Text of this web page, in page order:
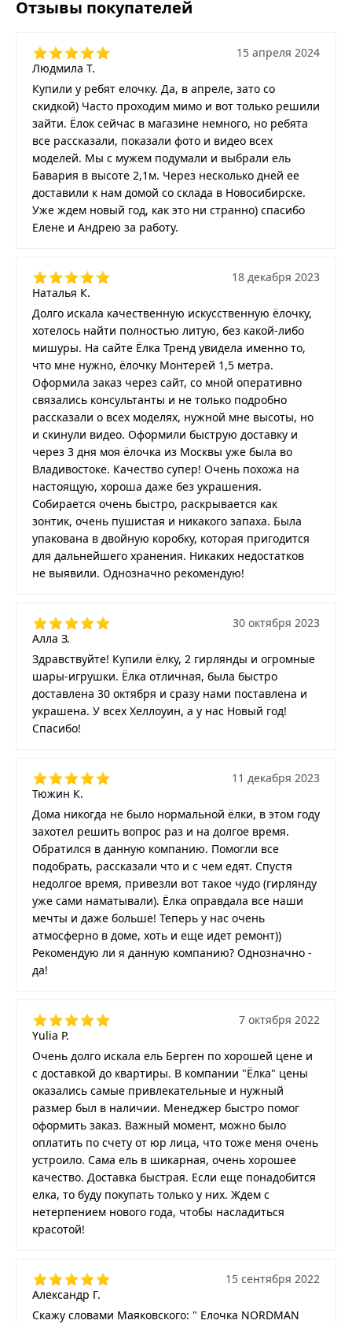
Отзывы покупателей
Людмила Т.
15 апреля 2024
Купили у ребят елочку. Да, в апреле, зато со
скидкой) Часто проходим мимо и вот только решили
зайти. Ёлок сейчас в магазине немного, но ребята
все рассказали, показали фото и видео всех
моделей. Мы с мужем подумали и выбрали ель
Бавария в высоте 2,1м. Через несколько дней ее
доставили к нам домой со склада в Новосибирске.
Уже ждем новый год, как это ни странно) спасибо
Елене и Андрею за работу.
Наталья К.
18 декабря 2023
Долго искала качественную искусственную ёлочку,
хотелось найти полностью литую, без какой-либо
мишуры. На сайте Ёлка Тренд увидела именно то,
что мне нужно, ёлочку Монтерей 1,5 метра.
Оформила заказ через сайт, со мной оперативно
связались консультанты и не только подробно
рассказали о всех моделях, нужной мне высоты, но
и скинули видео. Оформили быструю доставку и
через 3 дня моя ёлочка из Москвы уже была во
Владивостоке. Качество супер! Очень похожа на
настоящую, хороша даже без украшения.
Собирается очень быстро, раскрывается как
зонтик, очень пушистая и никакого запаха. Была
упакована в двойную коробку, которая пригодится
для дальнейшего хранения. Никаких недостатков
не выявили. Однозначно рекомендую!
Алла З.
30 октября 2023
Здравствуйте! Купили ёлку, 2 гирлянды и огромные
шары-игрушки. Ёлка отличная, была быстро
доставлена 30 октября и сразу нами поставлена и
украшена. У всех Хеллоуин, а у нас Новый год!
Спасибо!
Тюжин К.
11 декабря 2023
Дома никогда не было нормальной ёлки, в этом году
захотел решить вопрос раз и на долгое время.
Обратился в данную компанию. Помогли все
подобрать, рассказали что и с чем едят. Спустя
недолгое время, привезли вот такое чудо (гирлянду
уже сами наматывали). Ёлка оправдала все наши
мечты и даже больше! Теперь у нас очень
атмосферно в доме, хоть и еще идет ремонт))
Рекомендую ли я данную компанию? Однозначно -
да!
Yulia P.
7 октября 2022
Очень долго искала ель Берген по хорошей цене и
с доставкой до квартиры. В компании "Ёлка" цены
оказались самые привлекательные и нужный
размер был в наличии. Менеджер быстро помог
оформить заказ. Важный момент, можно было
оплатить по счету от юр лица, что тоже меня очень
устроило. Сама ель в шикарная, очень хорошее
качество. Доставка быстрая. Если еще понадобится
елка, то буду покупать только у них. Ждем с
нетерпением нового года, чтобы насладиться
красотой!
Александр Г.
15 сентября 2022
Скажу словами Маяковского: " Елочка NORDMAN